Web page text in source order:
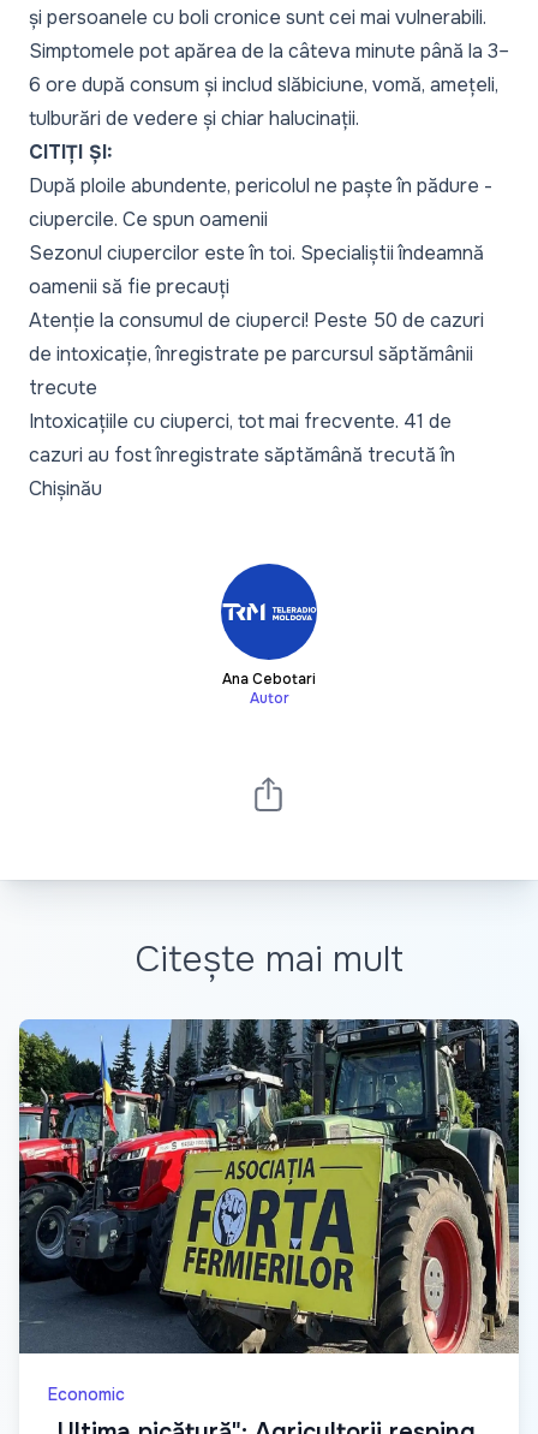
și persoanele cu boli cronice sunt cei mai vulnerabili.
Simptomele pot apărea de la câteva minute până la 3–
6 ore după consum și includ slăbiciune, vomă, amețeli,
tulburări de vedere și chiar halucinații.
CITIȚI ȘI:
După ploile abundente, pericolul ne paște în pădure -
ciupercile. Ce spun oamenii
Sezonul ciupercilor este în toi. Specialiștii îndeamnă
oamenii să fie precauți
Atenție la consumul de ciuperci! Peste 50 de cazuri
de intoxicație, înregistrate pe parcursul săptămânii
trecute
Intoxicațiile cu ciuperci, tot mai frecvente. 41 de
cazuri au fost înregistrate săptămână trecută în
Chișinău
Ana Cebotari
Autor
Citește mai mult
Economic